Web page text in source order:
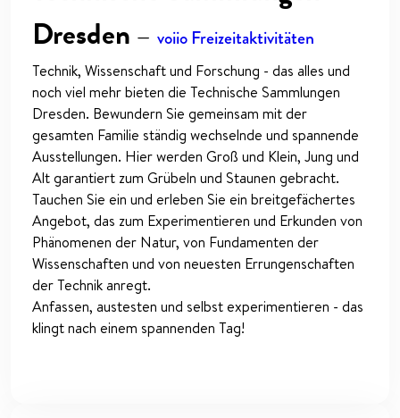
Dresden — voiio Freizeitaktivitäten
Technik, Wissenschaft und Forschung - das alles und
noch viel mehr bieten die Technische Sammlungen
Dresden. Bewundern Sie gemeinsam mit der
gesamten Familie ständig wechselnde und spannende
Ausstellungen. Hier werden Groß und Klein, Jung und
Alt garantiert zum Grübeln und Staunen gebracht.
Tauchen Sie ein und erleben Sie ein breitgefächertes
Angebot, das zum Experimentieren und Erkunden von
Phänomenen der Natur, von Fundamenten der
Wissenschaften und von neuesten Errungenschaften
der Technik anregt.
Anfassen, austesten und selbst experimentieren - das
klingt nach einem spannenden Tag!